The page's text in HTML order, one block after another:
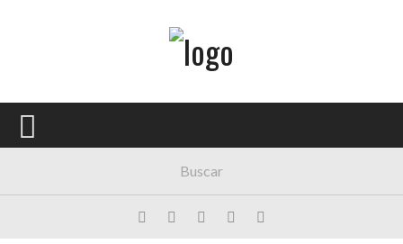
PORTADA
FESTIVALES